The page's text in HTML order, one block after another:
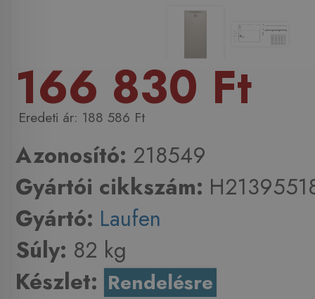
166 830 Ft
188 586 Ft
Azonosító: 218549
Gyártói cikkszám:
Gyártó: Laufen
Súly: 82 kg
Készlet: Rendelésre